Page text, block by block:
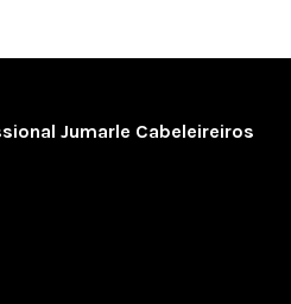
Jumarle Cabeleireiros